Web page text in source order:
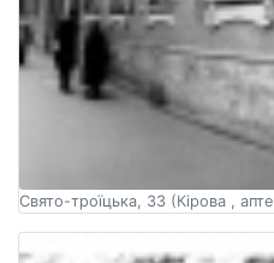
Свято-троїцька, 33 (Кірова ,